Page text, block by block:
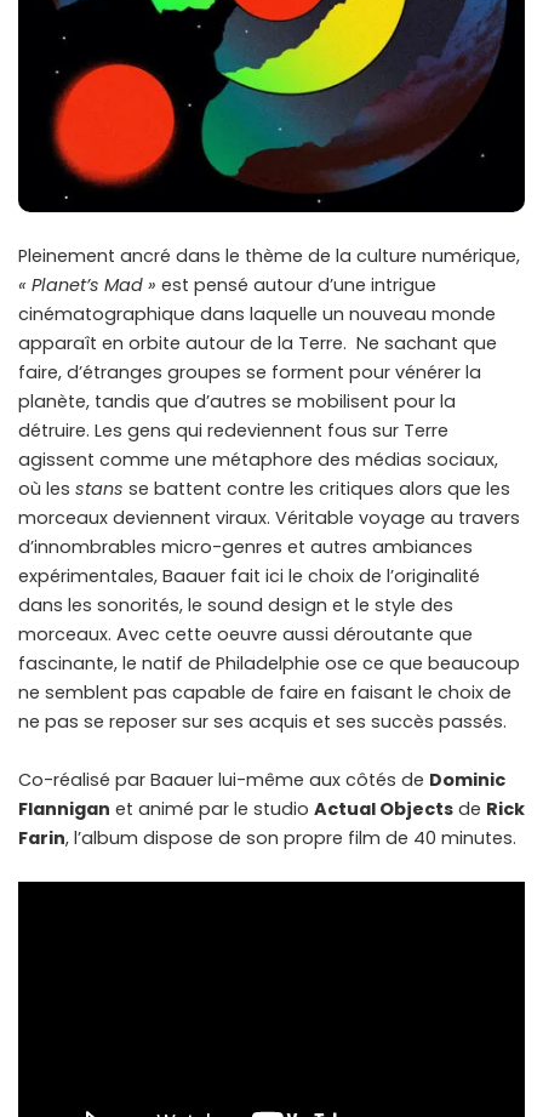
Pleinement ancré dans le thème de la culture numérique,
« Planet’s Mad » est pensé autour d’une intrigue
cinématographique dans laquelle un nouveau monde
apparaît en orbite autour de la Terre. Ne sachant que
faire, d’étranges groupes se forment pour vénérer la
planète, tandis que d’autres se mobilisent pour la
détruire. Les gens qui redeviennent fous sur Terre
agissent comme une métaphore des médias sociaux,
où les stans se battent contre les critiques alors que les
morceaux deviennent viraux. Véritable voyage au travers
d’innombrables micro-genres et autres ambiances
expérimentales, Baauer fait ici le choix de l’originalité
dans les sonorités, le sound design et le style des
morceaux. Avec cette oeuvre aussi déroutante que
fascinante, le natif de Philadelphie ose ce que beaucoup
ne semblent pas capable de faire en faisant le choix de
ne pas se reposer sur ses acquis et ses succès passés.
Co-réalisé par Baauer lui-même aux côtés de Dominic
Flannigan et animé par le studio Actual Objects de Rick
Farin, l’album dispose de son propre film de 40 minutes.